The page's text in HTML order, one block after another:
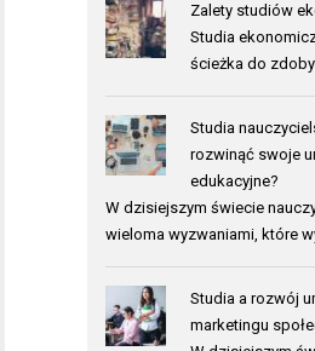
Zalety studiów
Studia
ścieżka do
Studia
rozwinąć swoje
edukacyjne?
W dzisiejszym świecie
wieloma wyzwaniami, które
Studia a rozwój
marketingu